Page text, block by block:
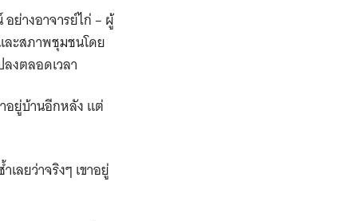
ย่างอาจารย์ไก่ – ผู้
ละสภาพชุมชนโดย
งตลอดเวลา
อยู่บ้านอีกหลัง แต่
เลยว่าจริงๆ เขาอยู่